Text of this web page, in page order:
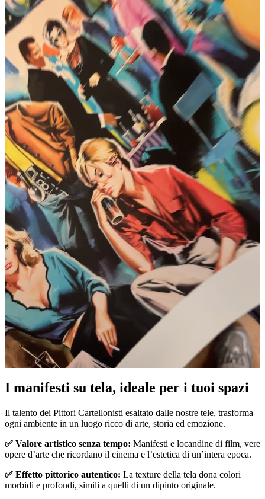
I manifesti su tela, ideale per i tuoi spazi
Il talento dei Pittori Cartellonisti esaltato dalle nostre tele, trasforma
ogni ambiente in un luogo ricco di arte, storia ed emozione.
✅ Valore artistico senza tempo: Manifesti e locandine di film, vere
opere d’arte che ricordano il cinema e l’estetica di un’intera epoca.
✅ Effetto pittorico autentico: La texture della tela dona colori
morbidi e profondi, simili a quelli di un dipinto originale.